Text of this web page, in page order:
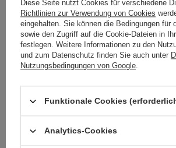
MX - 3 (50 m) Soutasche
8,07 € / Packung
WS - 5/TASMA (20 m) Polsterschnur
11,54 € / Packung
4,74 € / Stück
Diese Seite nutzt Cookies für verschiedene
Richtlinien zur Verwendung von Cookies
eingehalten. Sie können die Bedingungen für
sowie den Zugriff auf die Cookie-Dateien in
festlegen. Weitere Informationen zu den
und zum Datenschutz finden Sie auch unter
Nutzungsbedingungen von Google.
Funktionale Cookies
Analytics-Cookies